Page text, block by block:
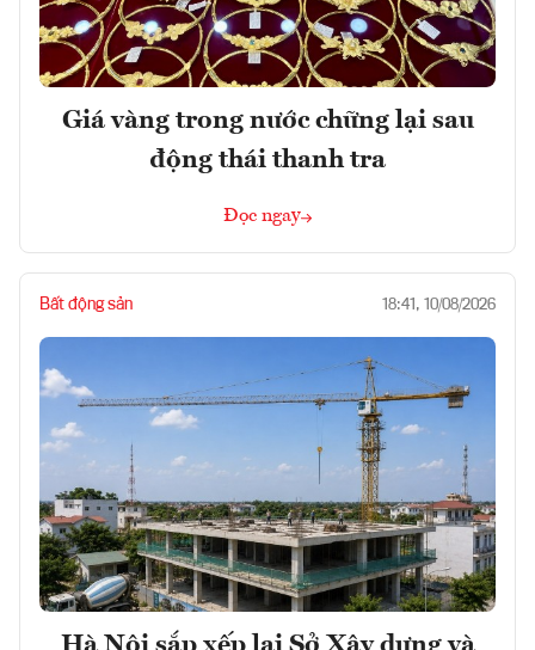
Giá vàng trong nước chững lại sau
động thái thanh tra
Đọc ngay
Bất động sản 18:41, 10/08/2026
Hà Nội sắp xếp lại Sở Xây dựng và